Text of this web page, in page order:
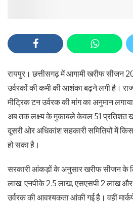
रायपुर। छत्तीसगढ़ में आगामी खरीफ सीजन
उर्वरकों की कमी की आशंका बढ़ने लगी है।
मीट्रिक टन उर्वरक की मांग का अनुमान
अब तक लक्ष्य के मुकाबले केवल 51 प्रतिशत
दूसरी ओर अधिकांश सहकारी समितियों में
हो सका है।
सरकारी आंकड़ों के अनुसार खरीफ सीजन के
लाख, एनपीके 2.5 लाख, एसएसपी 2 लाख
उर्वरक की आवश्यकता आंकी गई है। वहीं